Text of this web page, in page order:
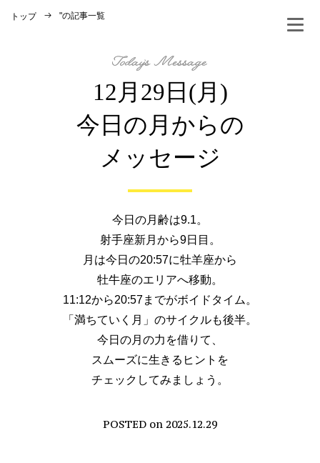
トップ "の記事一覧
12月29日(月)
今日の月からの
メッセージ
今日の月齢は9.1。
射手座新月から9日目。
月は今日の20:57に牡羊座から
牡牛座のエリアへ移動。
11:12から20:57までがボイドタイム。
「満ちていく月」のサイクルも後半。
今日の月の力を借りて、
スムーズに生きるヒントを
チェックしてみましょう。
POSTED on 2025.12.29